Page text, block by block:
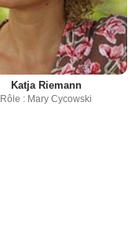
Katja Riemann
Rôle : Mary Cycowski